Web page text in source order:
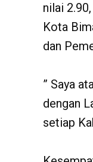
nilai
Kota
dan
” Saya
dengan
setiap